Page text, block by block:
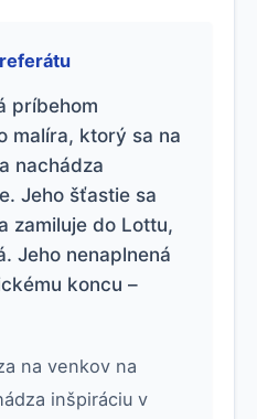
príbehom
malíra, ktorý sa na
nachádza
Jeho šťastie sa
zamiluje do Lottu,
Jeho nenaplnená
koncu –
na venkov na
inšpiráciu v